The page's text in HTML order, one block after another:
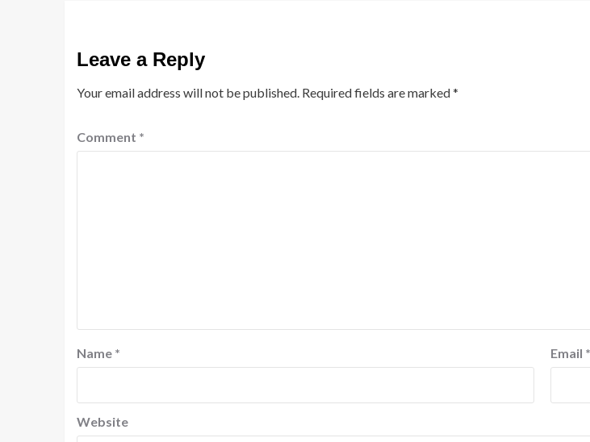
Leave a Reply
Your email address will not be published. Required fields are marked*
Comment *
Name * Email *
Website